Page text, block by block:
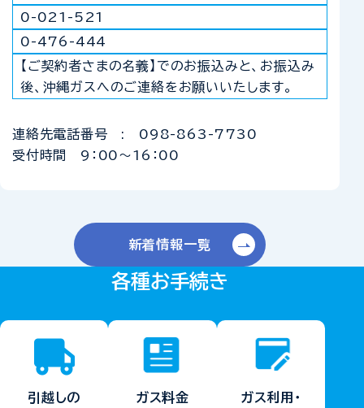
0-021-521
0-476-444
【ご契約者さまの名義】でのお振込みと、お振込み
後、沖縄ガスへのご連絡をお願いいたします。
連絡先電話番号 : 098-863-7730
受付時間 9：00～16：00
新着情報一覧
各種お手続き
引越しの
ガス料金
ガス利用・